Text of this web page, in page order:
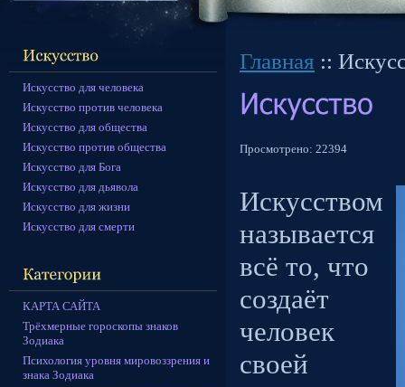
Искусство для человека
Искусство против человека
Искусство для общества
Искусство против общества
Искусство для Бога
Искусство для дьявола
Искусство для жизни
Искусство для смерти
КАРТА САЙТА
Трёхмерные гороскопы знаков
Зодиака
Психология уровня мировоззрения и
знака Зодиака
Главная ::
Просмотрено: 22394
Искусством
называется
всё то, что
создаёт
человек
своей